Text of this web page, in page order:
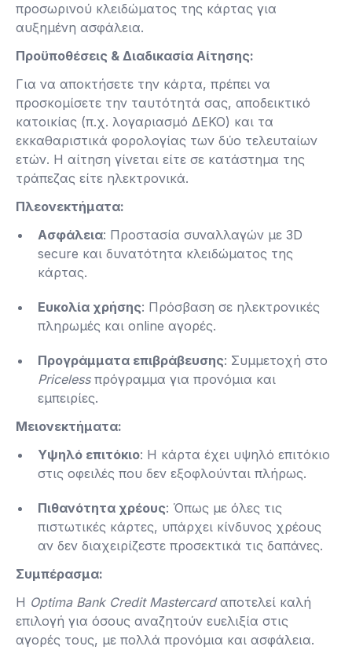
προσωρινού κλειδώματος της κάρτας για
αυξημένη ασφάλεια​.
Προϋποθέσεις & Διαδικασία Αίτησης:
Για να αποκτήσετε την κάρτα, πρέπει να
προσκομίσετε την ταυτότητά σας, αποδεικτικό
κατοικίας (π.χ. λογαριασμό ΔΕΚΟ) και τα
εκκαθαριστικά φορολογίας των δύο τελευταίων
ετών. Η αίτηση γίνεται είτε σε κατάστημα της
τράπεζας είτε ηλεκτρονικά​.
Πλεονεκτήματα:
Ασφάλεια: Προστασία συναλλαγών με 3D
secure και δυνατότητα κλειδώματος της
κάρτας.
Ευκολία χρήσης: Πρόσβαση σε ηλεκτρονικές
πληρωμές και online αγορές.
Προγράμματα επιβράβευσης: Συμμετοχή στο
Pricelessπρόγραμμα για προνόμια και
εμπειρίες​.
Μειονεκτήματα:
Υψηλό επιτόκιο: Η κάρτα έχει υψηλό επιτόκιο
στις οφειλές που δεν εξοφλούνται πλήρως.
Πιθανότητα χρέους: Όπως με όλες τις
πιστωτικές κάρτες, υπάρχει κίνδυνος χρέους
αν δεν διαχειρίζεστε προσεκτικά τις δαπάνες​.
Συμπέρασμα:
Η Optima Bank Credit Mastercardαποτελεί καλή
επιλογή για όσους αναζητούν ευελιξία στις
αγορές τους, με πολλά προνόμια και ασφάλεια.